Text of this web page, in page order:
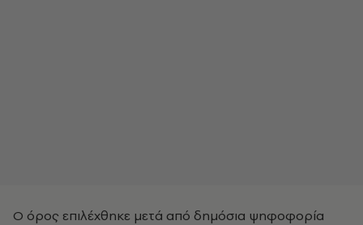
Ο όρος επιλέχθηκε μετά από δημόσια ψηφοφορία